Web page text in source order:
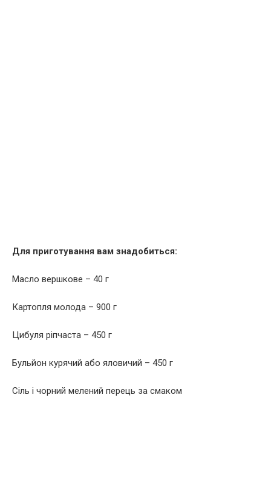
Для приготування вам знадобиться:
Масло вершкове – 40 г
Картопля молода – 900 г
Цибуля ріпчаста – 450 г
Бульйон курячий або яловичий – 450 г
Сіль і чорний мелений перець за смаком